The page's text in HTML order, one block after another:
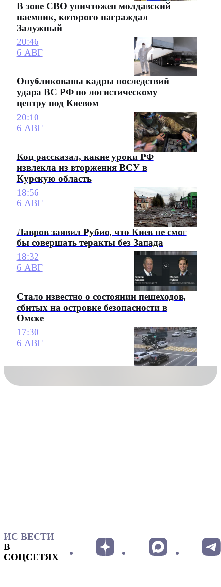
В зоне СВО уничтожен молдавский
наемник, которого награждал
Залужный
20:46
6 АВГ
Опубликованы кадры последствий
удара ВС РФ по логистическому
центру под Киевом
20:10
6 АВГ
Коц рассказал, какие уроки РФ
извлекла из вторжения ВСУ в
Курскую область
18:56
6 АВГ
Лавров заявил Рубио, что Киев не смог
бы совершать теракты без Запада
18:32
6 АВГ
Стало известно о состоянии пешеходов,
сбитых на островке безопасности в
Омске
17:30
6 АВГ
ИС ВЕСТИ
В
СОЦСЕТЯХ